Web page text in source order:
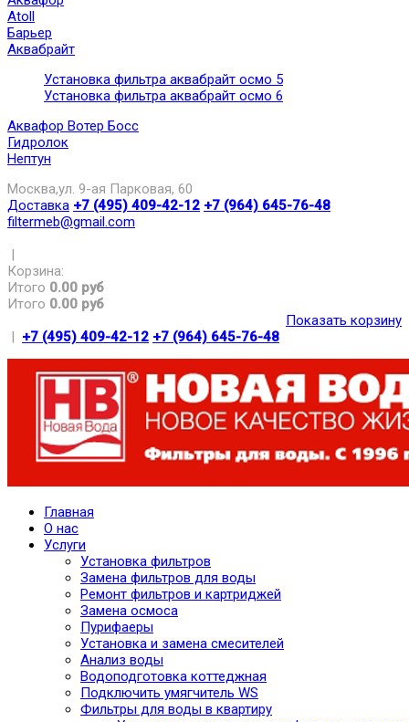
Atoll
Барьер
Аквабрайт
Установка фильтра аквабрайт осмо 5
Установка фильтра аквабрайт осмо 6
Аквафор Вотер Босс
Гидролок
Нептун
Москва,ул. 9-ая Парковая, 60
Доставка +7 (495) 409-42-12 +7 (964) 645-76-48
filtermeb@gmail.com
|
Корзина:
Итого 0.00 руб
Итого 0.00 руб
Показать корзину
| +7 (495) 409-42-12 +7 (964) 645-76-48
Главная
О нас
Услуги
Установка фильтров
Замена фильтров для воды
Ремонт фильтров и картриджей
Замена осмоса
Пурифаеры
Установка и замена смесителей
Анализ воды
Водоподготовка коттеджная
Подключить умягчитель WS
Фильтры для воды в квартиру